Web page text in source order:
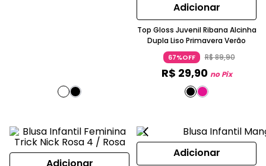
Adicionar
Top Gloss Juvenil Ribana Alcinha
Dupla Liso Primavera Verão
67%OFF R$89,90
R$ 29,90 no Pix
Adicionar